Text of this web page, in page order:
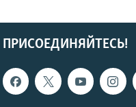
ПРИСОЕДИНЯЙТЕСЬ!